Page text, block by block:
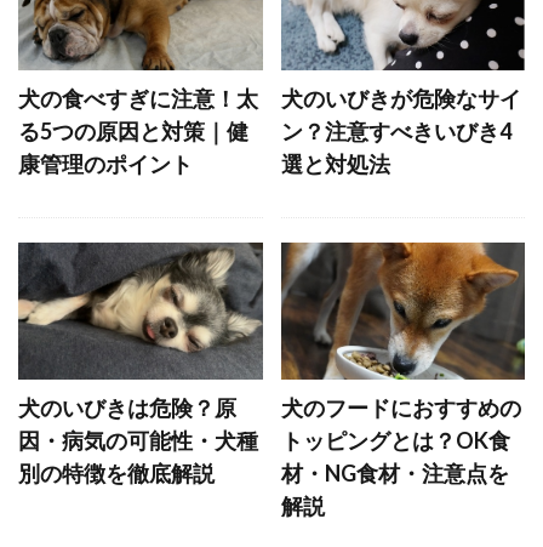
ペットシッター
ペットシーツ
ペットフード安全法
ペット旅行
ホエールアイ
ホリホリ
ホルモン
ホルモンバランス
ホームケア
ボディコンディションスコア
ボディランゲージ
ボディーランゲージ
ポイント
ポジティブ
ポジティブトレーニング
ポジティブループ
ポジティブ・トレーニング
ポジティブ・リインフォースメント
ポジティブ強化
マウンティング
マズル
マズルコントロール
マダニ
マッサージ
マナーウェア
犬の食べすぎに注意！太
る5つの原因と対策｜健
康管理のポイント
犬のいびきが危険なサイ
ン？注意すべきいびき4
選と対処法
犬のいびきは危険？原
因・病気の可能性・犬種
別の特徴を徹底解説
犬のフードにおすすめの
トッピングとは？OK食
材・NG食材・注意点を
解説